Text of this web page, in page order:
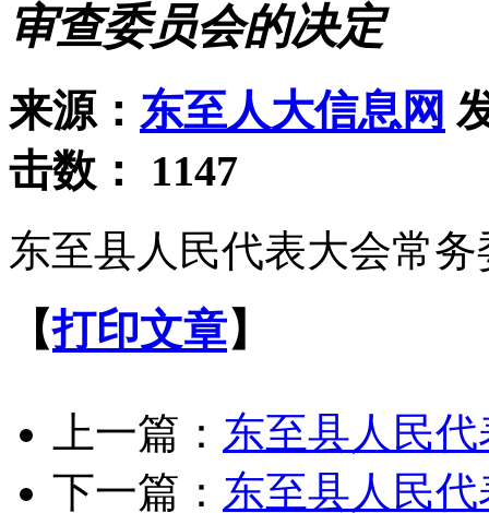
审查委员会的决定
来源： 东至人大信息网
击数： 1147
东至县人民代表大会常务
【打印文章】
上一篇： 东至县人民
下一篇： 东至县人民